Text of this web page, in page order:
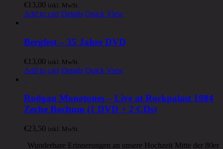
€13,00 inkl. MwSt.
Add to cart Details Quick View
Bergfest – 35 Jahre DVD
€13,00 inkl. MwSt.
Add to cart Details Quick View
Rodgau Monotones – Live at Rockpalast 1984
Zeche Bochum (1 DVD + 2 CDs)
€23,50 inkl. MwSt.
Wunderbare Erinnerungen an unsere Hochzeit Mitte der 80er